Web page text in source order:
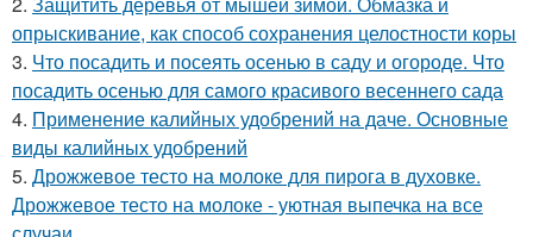
опрыскивание, как способ сохранения целостности коры
3. Что посадить и посеять осенью в саду и огороде. Что
посадить осенью для самого красивого весеннего сада
4. Применение калийных удобрений на даче. Основные
виды калийных удобрений
5. Дрожжевое тесто на молоке для пирога в духовке.
Дрожжевое тесто на молоке - уютная выпечка на все